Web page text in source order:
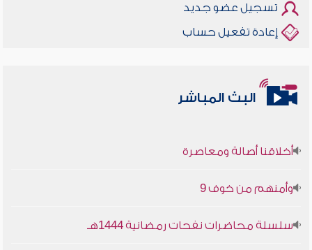
تسجيل عضو جديد
إعادة تفعيل حساب
البث المباشر
أخلاقنا أصالة ومعاصرة
وأمنهم من خوف 9